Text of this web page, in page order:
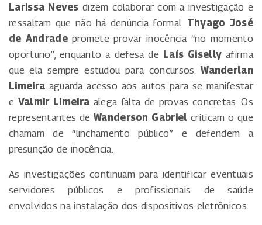
Larissa Neves dizem colaborar com a investigação e
ressaltam que não há denúncia formal. Thyago José
de Andradepromete provar inocência “no momento
oportuno”, enquanto a defesa de Laís Giselly afirma
que ela sempre estudou para concursos.Wanderlan
Limeira aguarda acesso aos autos para se manifestar
e Valmir Limeira alega falta de provas concretas. Os
representantes deWanderson Gabriel criticam o que
chamam de “linchamento público” e defendem a
presunção de inocência.
As investigações continuam para identificar eventuais
servidores públicos e profissionais de saúde
envolvidos na instalação dos dispositivos eletrônicos.